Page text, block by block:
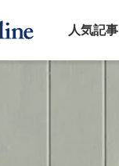
人気記事